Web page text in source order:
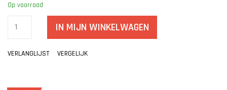
Op voorraad
IN MIJN WINKELWAGEN
VERLANGLIJST VERGELIJK